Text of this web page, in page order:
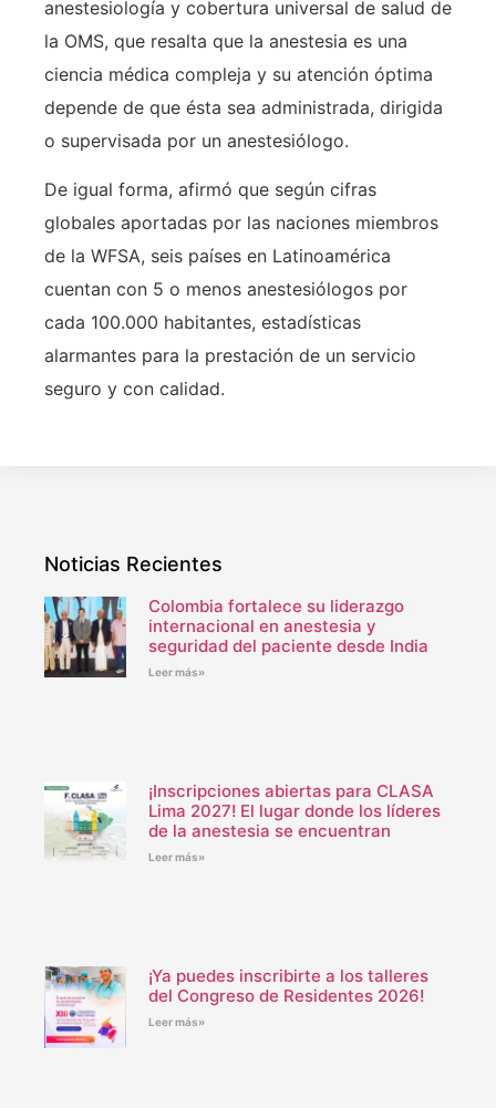
anestesiología y cobertura universal de salud de
la OMS, que resalta que la anestesia es una
ciencia médica compleja y su atención óptima
depende de que ésta sea administrada, dirigida
o supervisada por un anestesiólogo.
De igual forma, afirmó que según cifras
globales aportadas por las naciones miembros
de la WFSA, seis países en Latinoamérica
cuentan con 5 o menos anestesiólogos por
cada 100.000 habitantes, estadísticas
alarmantes para la prestación de un servicio
seguro y con calidad.
Noticias Recientes
Colombia fortalece su liderazgo
internacional en anestesia y
seguridad del paciente desde India
Leer más»
¡Inscripciones abiertas para CLASA
Lima 2027! El lugar donde los líderes
de la anestesia se encuentran
Leer más»
¡Ya puedes inscribirte a los talleres
del Congreso de Residentes 2026!
Leer más»